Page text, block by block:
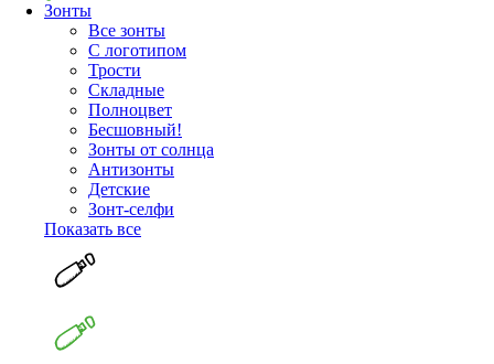
Зонты
Все зонты
С логотипом
Трости
Складные
Полноцвет
Бесшовный!
Зонты от солнца
Антизонты
Детские
Зонт-селфи
Показать все